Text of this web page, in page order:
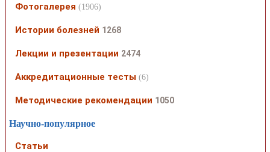
Фотогалерея (1906)
Истории болезней 1268
Лекции и презентации 2474
Аккредитационные тесты (6)
Методические рекомендации 1050
Научно-популярное
Статьи